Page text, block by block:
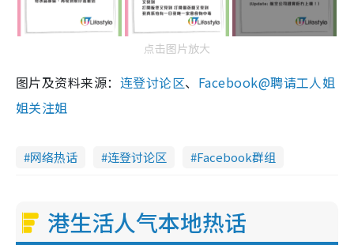
点击图片放大
图片及资料来源： 连登讨论区、 Facebook@聘请工人姐
姐关注姐
网络热话 连登讨论区 Facebook群组
港生活人气本地热话